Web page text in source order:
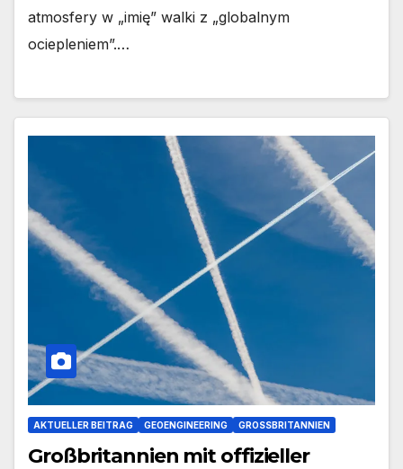
atmosfery w „imię” walki z „globalnym
ociepleniem”.…
AKTUELLER BEITRAG GEOENGINEERING GROSSBRITANNIEN
Großbritannien mit offizieller